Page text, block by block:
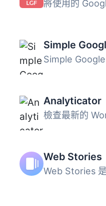
Simple
Analyticator
Web Stories